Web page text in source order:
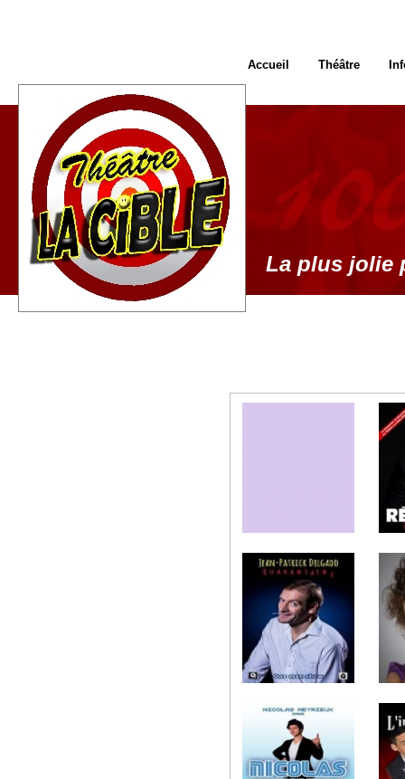
La plus jolie
Accueil Théâtre